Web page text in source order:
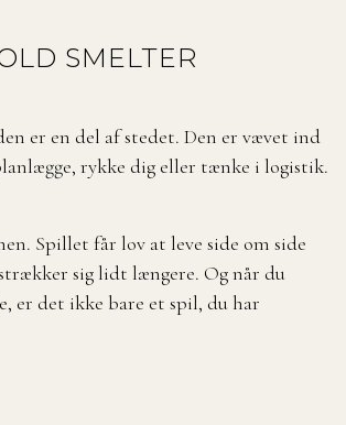
SMELTER
er en del af stedet. Den er vævet ind
rykke dig eller tænke i logistik.
Spillet får lov at leve side om side
sig lidt længere. Og når du
er det ikke bare et spil, du har